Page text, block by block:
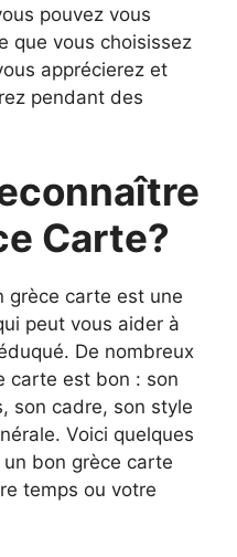
pouvez vous
que vous choisissez
apprécierez et
pendant des
Carte?
grèce carte est une
peut vous aider à
De nombreux
carte est bon : son
son cadre, son style
Voici quelques
bon grèce carte
temps ou votre